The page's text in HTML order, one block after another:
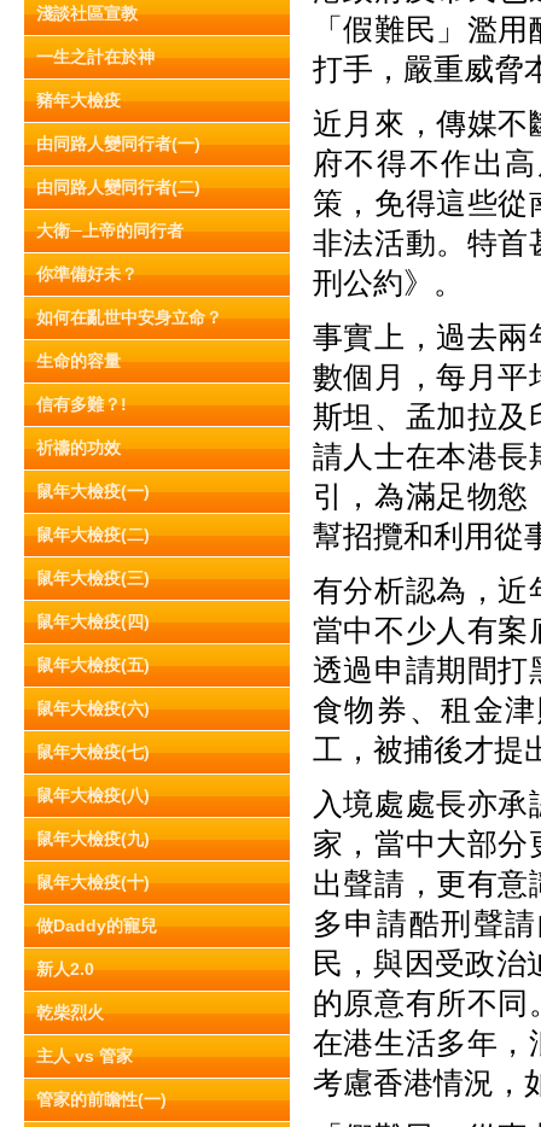
淺談社區宣教
一生之計在於神
豬年大檢疫
由同路人變同行者(一)
由同路人變同行者(二)
大衛─上帝的同行者
你準備好未？
如何在亂世中安身立命？
生命的容量
信有多難？!
祈禱的功效
鼠年大檢疫(一)
鼠年大檢疫(二)
鼠年大檢疫(三)
鼠年大檢疫(四)
鼠年大檢疫(五)
鼠年大檢疫(六)
鼠年大檢疫(七)
鼠年大檢疫(八)
鼠年大檢疫(九)
鼠年大檢疫(十)
做Daddy的寵兒
新人2.0
乾柴烈火
主人 vs 管家
管家的前瞻性(一)
「假難民」濫
打手，嚴重威脅
近月來，傳媒不
府不得不作出
策，免得這些從
非法活動。特首
刑公約》。
事實上，過去兩
數個月，每月平
斯坦、孟加拉及
請人士在本港長
引，為滿足物
幫招攬和利用從
有分析認為，近
當中不少人有案
透過申請期間打
食物券、租金
工，被捕後才提
入境處處長亦
家，當中大部分
出聲請，更有意
多申請酷刑聲
民，與因受政治
的原意有所不同
在港生活多年，
考慮香港情況，